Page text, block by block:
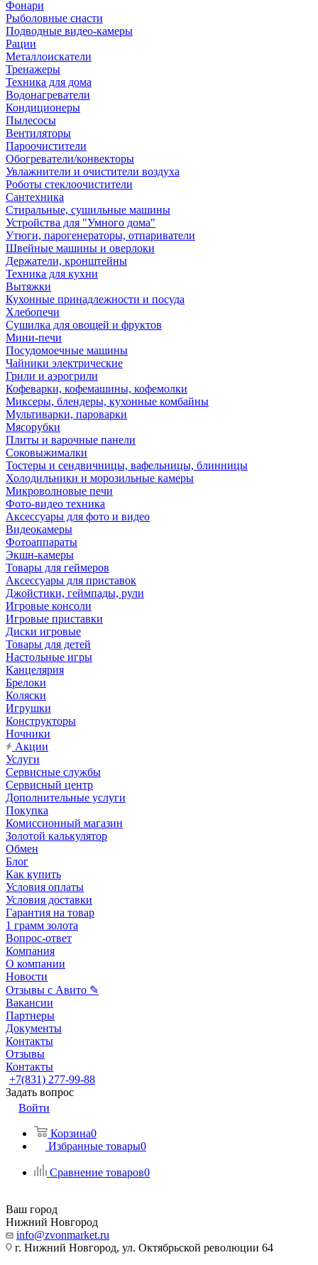
Фонари
Рыболовные снасти
Подводные видео-камеры
Рации
Металлоискатели
Тренажеры
Техника для дома
Водонагреватели
Кондиционеры
Пылесосы
Вентиляторы
Пароочистители
Обогреватели/конвекторы
Увлажнители и очистители воздуха
Роботы стеклоочистители
Сантехника
Стиральные, сушильные машины
Устройства для "Умного дома"
Утюги, парогенераторы, отпариватели
Швейные машины и оверлоки
Держатели, кронштейны
Техника для кухни
Вытяжки
Кухонные принадлежности и посуда
Хлебопечи
Сушилка для овощей и фруктов
Мини-печи
Посудомоечные машины
Чайники электрические
Грили и аэрогрили
Кофеварки, кофемашины, кофемолки
Миксеры, блендеры, кухонные комбайны
Мультиварки, пароварки
Мясорубки
Плиты и варочные панели
Соковыжималки
Тостеры и сендвичницы, вафельницы, блинницы
Холодильники и морозильные камеры
Микроволновые печи
Фото-видео техника
Аксессуары для фото и видео
Видеокамеры
Фотоаппараты
Экшн-камеры
Товары для геймеров
Аксессуары для приставок
Джойстики, геймпады, рули
Игровые консоли
Игровые приставки
Диски игровые
Товары для детей
Настольные игры
Канцелярия
Брелоки
Коляски
Игрушки
Конструкторы
Ночники
Акции
Услуги
Сервисные службы
Сервисный центр
Дополнительные услуги
Покупка
Комиссионный магазин
Золотой калькулятор
Обмен
Блог
Как купить
Условия оплаты
Условия доставки
Гарантия на товар
1 грамм золота
Вопрос-ответ
Компания
О компании
Новости
Отзывы с Авито ✎
Вакансии
Партнеры
Документы
Контакты
Отзывы
Контакты
+7(831) 277-99-88
Задать вопрос
Войти
Корзина0
Избранные товары0
Сравнение товаров0
Ваш город
Нижний Новгород
info@zvonmarket.ru
г. Нижний Новгород, ул. Октябрьской революции 64